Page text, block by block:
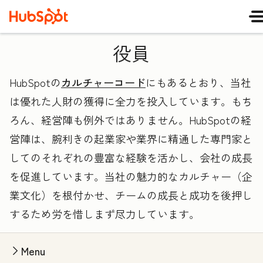
役員
HubSpotのカルチャーコードにもあるとおり、当社
は優れた人財の獲得に全力を投入しています。もち
ろん、経営陣も例外ではありません。HubSpotの経
営陣は、腕利きの起業家や業界に精通した専門家と
してのそれぞれの豊富な経験を活かし、会社の成長
を促進しています。当社の魅力的なカルチャー（企
業文化）を根付かせ、チームの成長と成功を後押し
するため労を惜しまず尽力しています。
Menu